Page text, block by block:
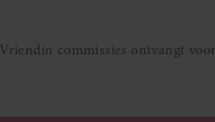
commissies ontvangt